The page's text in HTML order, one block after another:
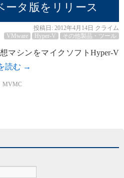
ータ版をリリース
投稿日: 2012年4月14日 クライム
VMware
Hyper-V その他製品・ツール
マシンをマイクソフトHyper-V
読む →
MVMC